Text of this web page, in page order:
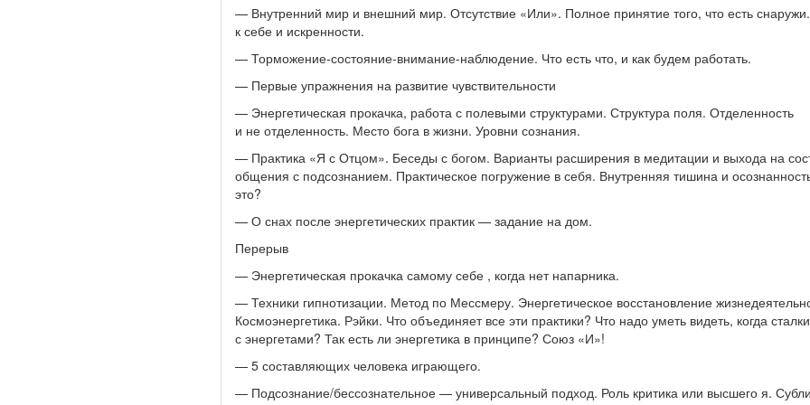
— Внутренний мир и внешний мир. Отсутствие «Или». Полное принятие того, что есть
к себе и искренности.
— Торможение-состояние-внимание-наблюдение. Что есть что, и как будем работать.
— Первые упражнения на развитие чувствительности
— Энергетическая прокачка, работа с полевыми структурами. Структура поля. Отделенность
и не отделенность. Место бога в жизни. Уровни сознания.
— Практика «Я с Отцом». Беседы с богом. Варианты расширения в медитации и выхода на
общения с подсознанием. Практическое погружение в себя. Внутренняя тишина и
это?
— О снах после энергетических практик — задание на дом.
Перерыв
— Энергетическая прокачка самому себе , когда нет напарника.
— Техники гипнотизации. Метод по Мессмеру. Энергетическое восстановление
Космоэнергетика. Рэйки. Что объединяет все эти практики? Что надо уметь видеть, когда
с энергетами? Так есть ли энергетика в принципе? Союз «И»!
— 5 составляющих человека играющего.
— Подсознание/бессознательное — универсальный подход. Роль критика или высшего я.